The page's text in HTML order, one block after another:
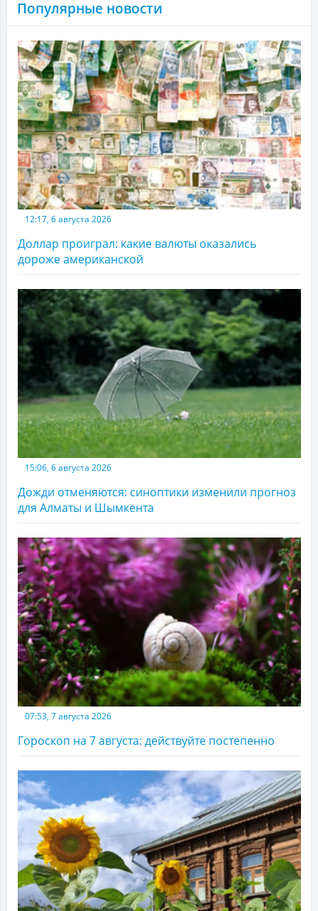
Популярные новости
12:17, 6 августа 2026
Доллар проиграл: какие валюты оказались
дороже американской
15:06, 6 августа 2026
Дожди отменяются: синоптики изменили прогноз
для Алматы и Шымкента
07:53, 7 августа 2026
Гороскоп на 7 августа: действуйте постепенно